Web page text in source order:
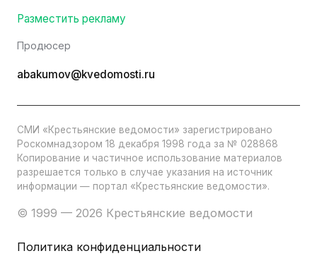
Разместить рекламу
Продюсер
abakumov@kvedomosti.ru
СМИ «Крестьянские ведомости» зарегистрировано
Роскомнадзором 18 декабря 1998 года за № 028868
Копирование и частичное использование материалов
разрешается только в случае указания на источник
информации — портал «Крестьянские ведомости».
© 1999 — 2026 Крестьянские ведомости
Политика конфиденциальности